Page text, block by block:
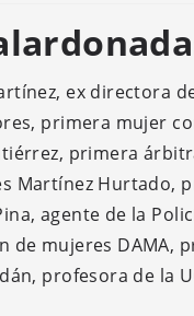
ex directora
primera mujer
primera
Martínez Hurtado,
agente de la
de mujeres DAMA,
profesora de la